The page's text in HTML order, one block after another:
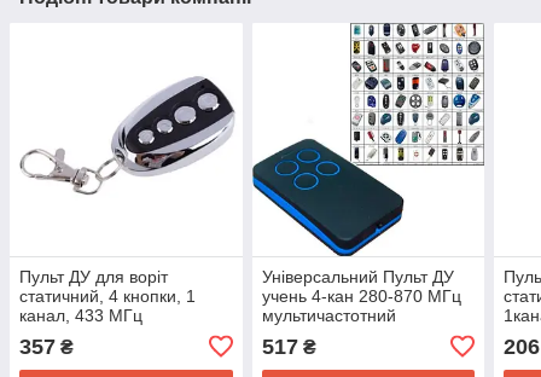
Пульт ДУ для воріт
статичний, 4 кнопки, 1
канал, 433 МГц
357 ₴
Універсальний Пульт ДУ
учень 4-кан 280-870 МГц
мультичастотний
517₴ 206